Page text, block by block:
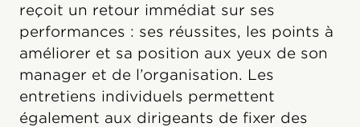
reçoit un retour immédiat sur ses
performances : ses réussites, les points à
améliorer et sa position aux yeux de son
manager et de l’organisation. Les
entretiens individuels permettent
également aux dirigeants de fixer des